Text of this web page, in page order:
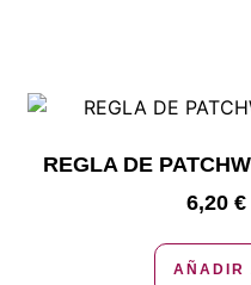
REGLA DE
6,20 €
AÑADIR